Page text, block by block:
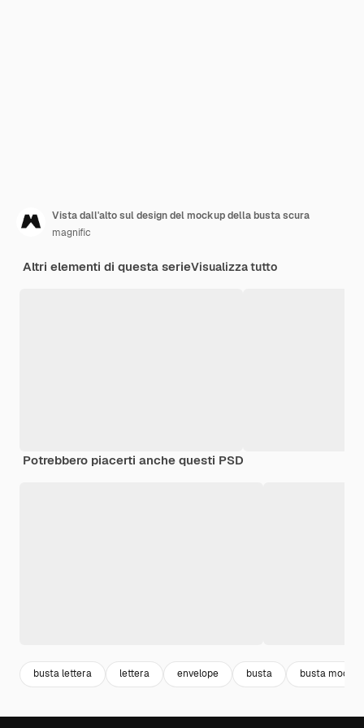
Vista dall'alto sul design del mockup della busta scura
magnific
Altri elementi di questa serieVisualizza tutto
Potrebbero piacerti anche questi PSD
busta lettera lettera envelope busta busta